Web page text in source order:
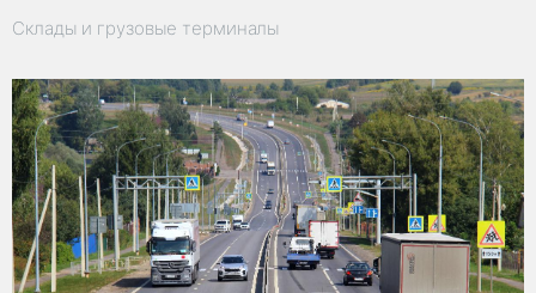
Склады и грузовые терминалы